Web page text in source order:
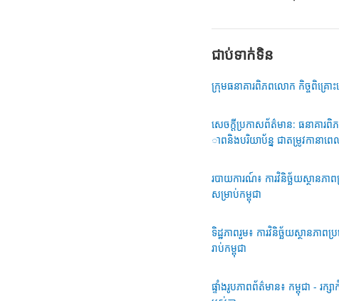
ជាប់ទាក់​ទិន
ក្រុមធនាគារពិភពលោក​ កិច្ចពិគ្រោ
សេចក្តីប្រកាសព័ត៌មាន: ធនាគា
ាពនិងបរិយាប័ន្ន ជាតម្រូវកានាព
របាយការណ៍៖ ការវិនិច្ឆ័យស្ថានភ
សម្រាប់កម្ពុជា
ទិដ្ឋភាពរួម៖ ការវិនិច្ឆ័យស្ថានភា
រាប់កម្ពុជា
ផ្ទាំងរូបភាពព័ត៌មាន៖ កម្ពុជា - រក្